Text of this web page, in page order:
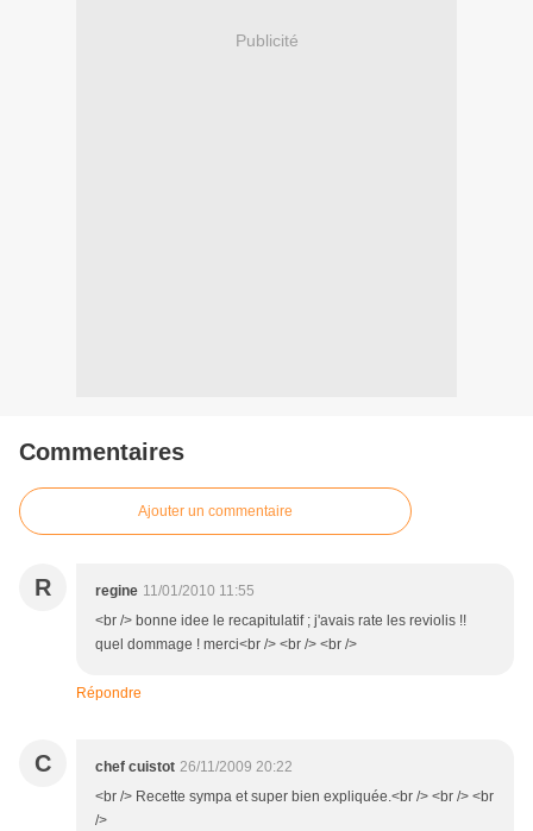
Publicité
Commentaires
Ajouter un commentaire
R regine 11/01/2010 11:55
<br /> bonne idee le recapitulatif ; j'avais rate les reviolis !!
quel dommage ! merci<br /> <br /> <br />
Répondre
C chef cuistot 26/11/2009 20:22
<br /> Recette sympa et super bien expliquée.<br /> <br /> <br
/>